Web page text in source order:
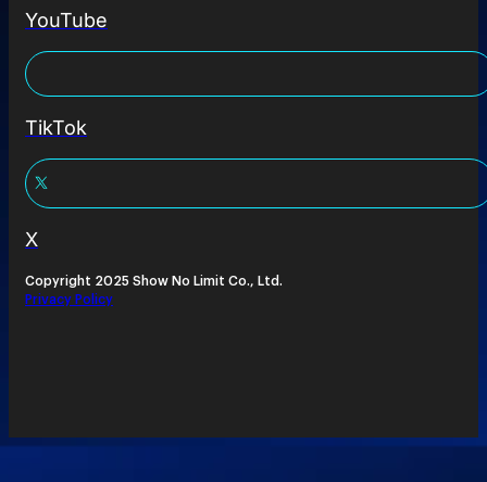
YouTube
TikTok
X
Copyright 2025 Show No Limit Co., Ltd.
Privacy Policy